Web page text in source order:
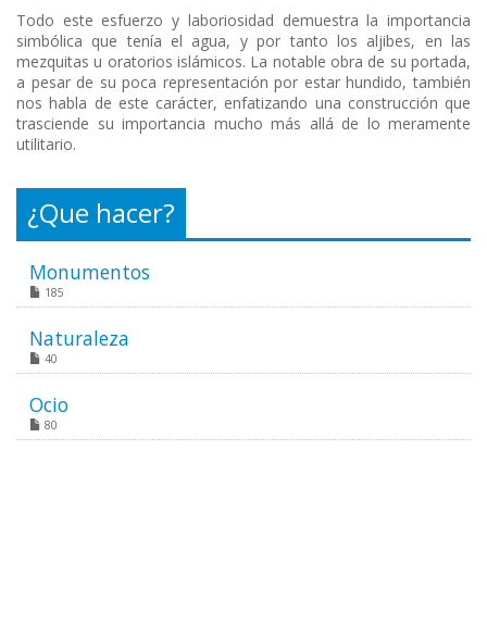
Todo este esfuerzo y laboriosidad demuestra la importancia
simbólica que tenía el agua, y por tanto los aljibes, en las
mezquitas u oratorios islámicos. La notable obra de su portada,
a pesar de su poca representación por estar hundido, también
nos habla de este carácter, enfatizando una construcción que
trasciende su importancia mucho más allá de lo meramente
utilitario.
¿Que hacer?
Monumentos
185
Naturaleza
40
Ocio
80